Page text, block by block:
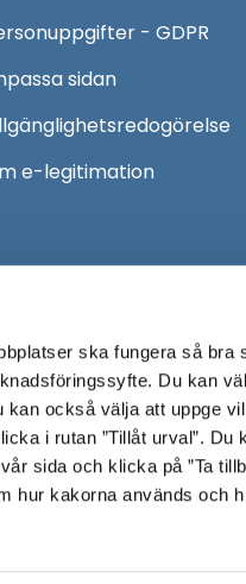
ska fungera så bra
Du kan
kan också välja att uppge
i rutan ”Tillåt urval”. Du
sida och klicka på ”Ta
hur kakorna används och
- GDPR
sidan
e-legitimation